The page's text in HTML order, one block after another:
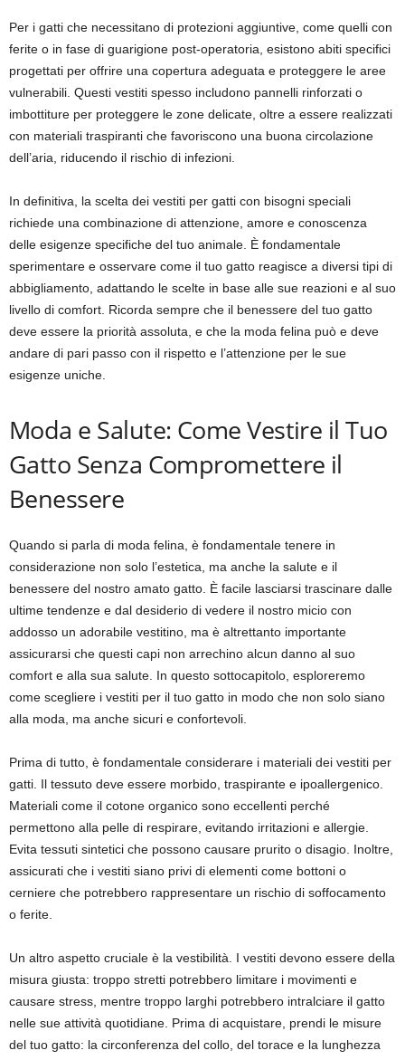
Per i gatti che necessitano di protezioni aggiuntive, come quelli con
ferite o in fase di guarigione post-operatoria, esistono abiti specifici
progettati per offrire una copertura adeguata e proteggere le aree
vulnerabili. Questi vestiti spesso includono pannelli rinforzati o
imbottiture per proteggere le zone delicate, oltre a essere realizzati
con materiali traspiranti che favoriscono una buona circolazione
dell’aria, riducendo il rischio di infezioni.
In definitiva, la scelta dei vestiti per gatti con bisogni speciali
richiede una combinazione di attenzione, amore e conoscenza
delle esigenze specifiche del tuo animale. È fondamentale
sperimentare e osservare come il tuo gatto reagisce a diversi tipi di
abbigliamento, adattando le scelte in base alle sue reazioni e al suo
livello di comfort. Ricorda sempre che il benessere del tuo gatto
deve essere la priorità assoluta, e che la moda felina può e deve
andare di pari passo con il rispetto e l’attenzione per le sue
esigenze uniche.
Moda e Salute: Come Vestire il Tuo
Gatto Senza Compromettere il
Benessere
Quando si parla di moda felina, è fondamentale tenere in
considerazione non solo l’estetica, ma anche la salute e il
benessere del nostro amato gatto. È facile lasciarsi trascinare dalle
ultime tendenze e dal desiderio di vedere il nostro micio con
addosso un adorabile vestitino, ma è altrettanto importante
assicurarsi che questi capi non arrechino alcun danno al suo
comfort e alla sua salute. In questo sottocapitolo, esploreremo
come scegliere i vestiti per il tuo gatto in modo che non solo siano
alla moda, ma anche sicuri e confortevoli.
Prima di tutto, è fondamentale considerare i materiali dei vestiti per
gatti. Il tessuto deve essere morbido, traspirante e ipoallergenico.
Materiali come il cotone organico sono eccellenti perché
permettono alla pelle di respirare, evitando irritazioni e allergie.
Evita tessuti sintetici che possono causare prurito o disagio. Inoltre,
assicurati che i vestiti siano privi di elementi come bottoni o
cerniere che potrebbero rappresentare un rischio di soffocamento
o ferite.
Un altro aspetto cruciale è la vestibilità. I vestiti devono essere della
misura giusta: troppo stretti potrebbero limitare i movimenti e
causare stress, mentre troppo larghi potrebbero intralciare il gatto
nelle sue attività quotidiane. Prima di acquistare, prendi le misure
del tuo gatto: la circonferenza del collo, del torace e la lunghezza